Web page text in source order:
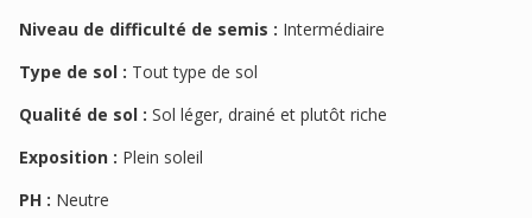
Niveau de difficulté de semis : Intermédiaire
Type de sol : Tout type de sol
Qualité de sol : Sol léger, drainé et plutôt riche
Exposition : Plein soleil
PH : Neutre